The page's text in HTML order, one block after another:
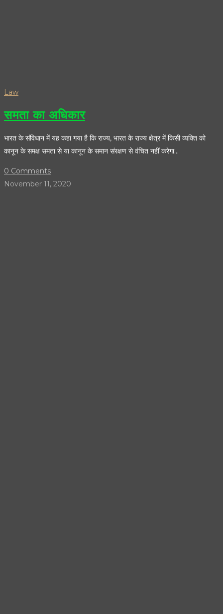
Law
समता का अधिकार
भारत के संविधान में यह कहा गया है कि राज्य, भारत के राज्य क्षेत्र में किसी व्यक्ति को
कानून के समक्ष समता से या कानून के समान संरक्षण से वंचित नहीं करेगा…
0 Comments
November 11, 2020